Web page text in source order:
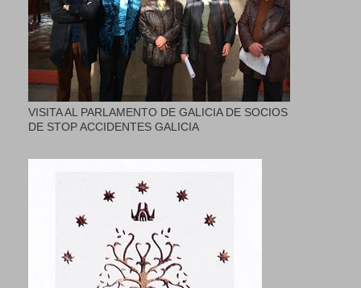
VISITA AL PARLAMENTO DE GALICIA DE SOCIOS
DE STOP ACCIDENTES GALICIA